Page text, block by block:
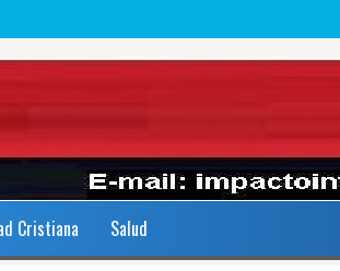
Cristiana Salud